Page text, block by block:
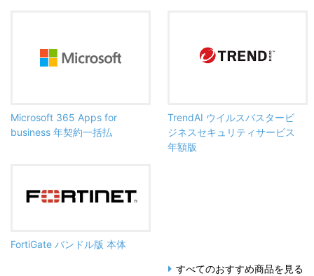
Microsoft 365 Apps for
business 年契約一括払
TrendAI ウイルスバスタービ
ジネスセキュリティサービス
年額版
FortiGate バンドル版 本体
すべてのおすすめ商品を見る